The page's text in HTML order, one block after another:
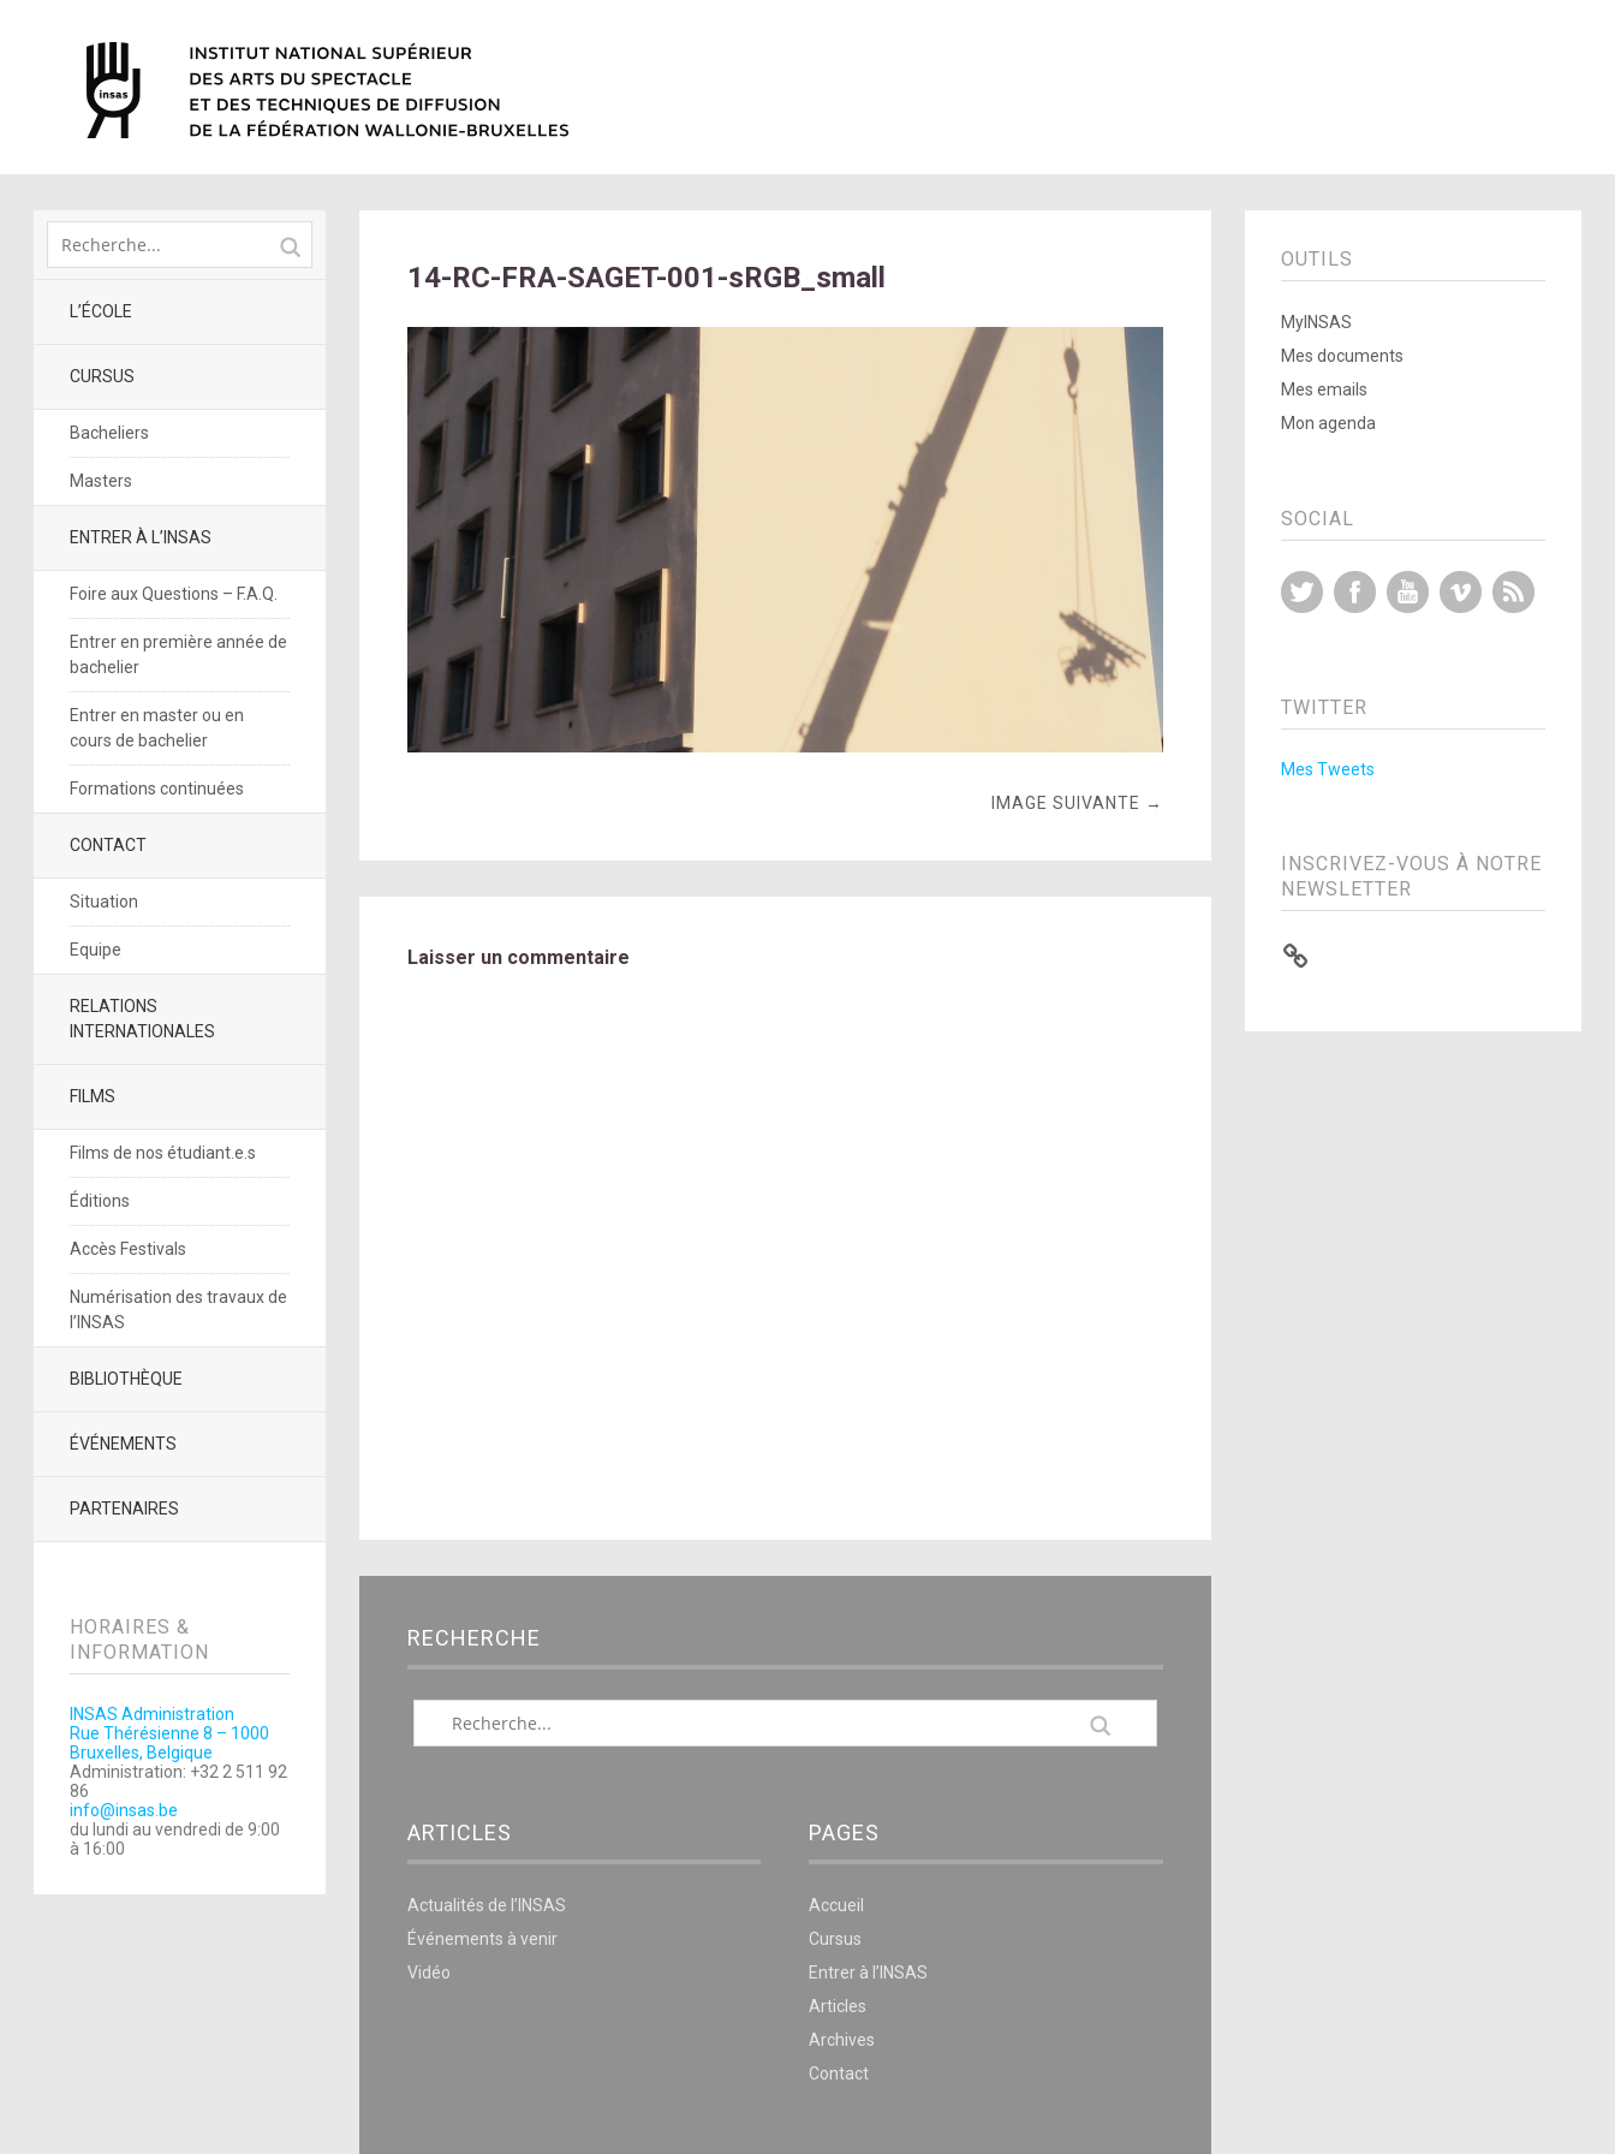
L’ÉCOLE
CURSUS
Bacheliers
Masters
ENTRER À L’INSAS
Foire aux Questions – F.A.Q.
Entrer en première année de
bachelier
Entrer en master ou en
cours de bachelier
Formations continuées
CONTACT
Situation
Equipe
RELATIONS
INTERNATIONALES
FILMS
Films de nos étudiant.e.s
Éditions
Accès Festivals
Numérisation des travaux de
l’INSAS
BIBLIOTHÈQUE
ÉVÉNEMENTS
PARTENAIRES
HORAIRES &
INFORMATION
INSAS Administration
Rue Thérésienne 8 – 1000
Bruxelles, Belgique
Administration: +32 2 511 92
86
info@insas.be
du lundi au vendredi de 9:00
à 16:00
14-RC-FRA-SAGET-001-sRGB_small
IMAGE SUIVANTE →
Laisser un commentaire
RECHERCHE
ARTICLES
Actualités de l’INSAS
Événements à venir
Vidéo
PAGES
Accueil
Cursus
Entrer à l’INSAS
Articles
Archives
Contact
OUTILS
MyINSAS
Mes documents
Mes emails
Mon agenda
SOCIAL
Twitter FacebookYouTubeVimeo
TWITTER
Mes Tweets
INSCRIVEZ-VOUS À NOTRE
NEWSLETTER